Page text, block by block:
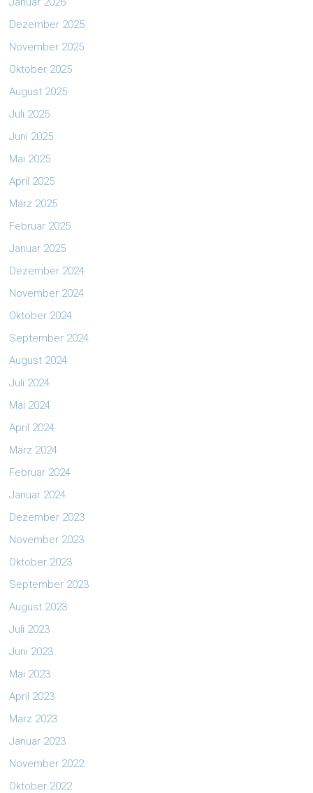
Dezember 2025
November 2025
Oktober 2025
August 2025
Juli 2025
Juni 2025
Mai 2025
April 2025
März 2025
Februar 2025
Januar 2025
Dezember 2024
November 2024
Oktober 2024
September 2024
August 2024
Juli 2024
Mai 2024
April 2024
März 2024
Februar 2024
Januar 2024
Dezember 2023
November 2023
Oktober 2023
September 2023
August 2023
Juli 2023
Juni 2023
Mai 2023
April 2023
März 2023
Januar 2023
November 2022
Oktober 2022